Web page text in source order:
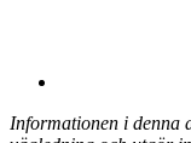
Informationen i denna